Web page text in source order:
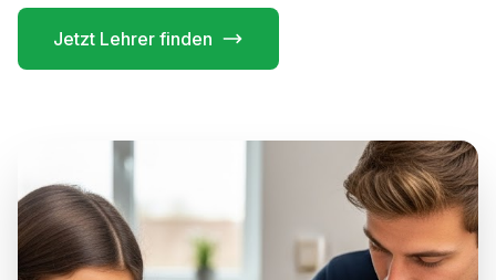
Jetzt Lehrer finden